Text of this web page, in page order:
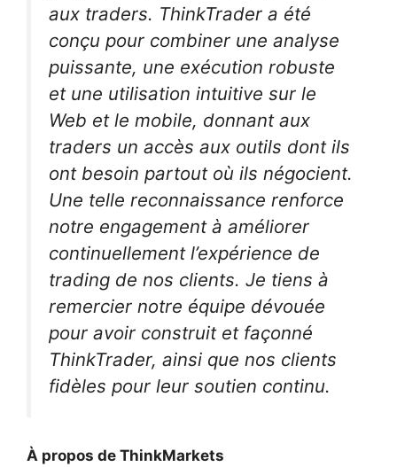
aux traders. ThinkTrader a été
conçu pour combiner une analyse
puissante, une exécution robuste
et une utilisation intuitive sur le
Web et le mobile, donnant aux
traders un accès aux outils dont ils
ont besoin partout où ils négocient.
Une telle reconnaissance renforce
notre engagement à améliorer
continuellement l’expérience de
trading de nos clients. Je tiens à
remercier notre équipe dévouée
pour avoir construit et façonné
ThinkTrader, ainsi que nos clients
fidèles pour leur soutien continu.
À propos de ThinkMarkets